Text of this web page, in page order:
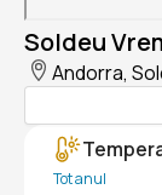
Soldeu
Andorra,
Tot anul